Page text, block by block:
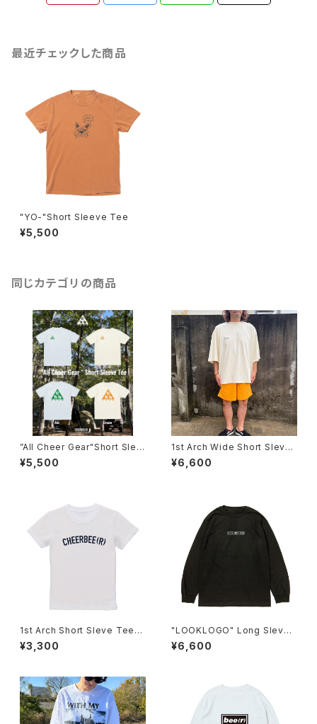
最近チェックした商品
"YO-"Short Sleeve Tee
¥5,500
同じカテゴリの商品
”All Cheer Gear"Short Slee
ve Tee
¥5,500
1st Arch Wide Short Sleve
Tee[Embroidery]
¥6,600
1st Arch Short Sleve Tee[K
ids]
¥3,300
"LOOKLOGO" Long Sleve
Tee
¥6,600